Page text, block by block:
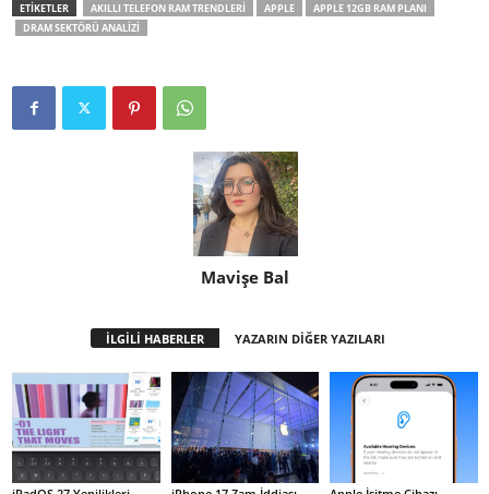
ETİKETLER AKILLI TELEFON RAM TRENDLERI APPLE
APPLE 12GB RAM PLANI
DRAM SEKTÖRÜ ANALIZI
Mavişe Bal
İLGİLİ HABERLER YAZARIN DİĞER YAZILARI